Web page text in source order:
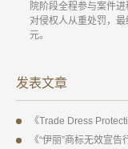
院阶段全程参与案件
对侵权人从重处罚，
元。
发表文章
《Trade Dress
《“伊丽”商标无效宣